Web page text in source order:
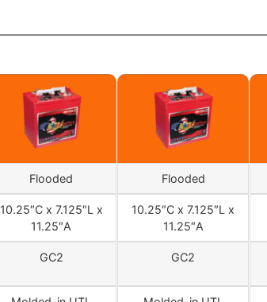
Flooded Flooded
10.25″C x 7.125″L x
11.25″A
10.25″C x 7.125″L x
11.25″A
GC2 GC2